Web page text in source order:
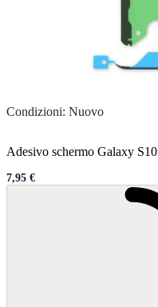
Condizioni: Nuovo
Adesivo schermo Galaxy S10
Sale price
7,95 €